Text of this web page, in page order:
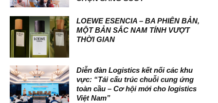
LOEWE ESENCIA – BA PHIÊN BẢN,
MỘT BẢN SẮC NAM TÍNH VƯỢT
THỜI GIAN
Diễn đàn Logistics kết nối các khu
vực: “Tái cấu trúc chuỗi cung ứng
toàn cầu – Cơ hội mới cho logistics
Việt Nam”